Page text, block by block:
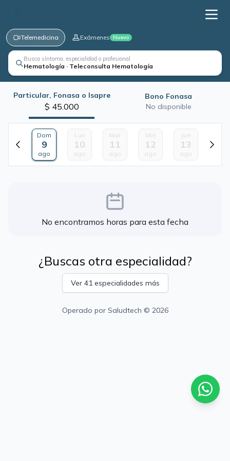
Telemedicina Exámenes Nuevo
Busca síntoma, especialidad o profesional
Hematología · Teleconsulta Hematología
Particular, Fonasa o Isapre
$ 45.000
Bono Fonasa
No disponible
Dom
9
ago
Lun
10
ago
Mar
11
ago
Mié
12
ago
Jue
13
ago
No encontramos horas para esta fecha
¿Buscas otra especialidad?
Ver 41 especialidades más
Operado por Saludtech © 2026